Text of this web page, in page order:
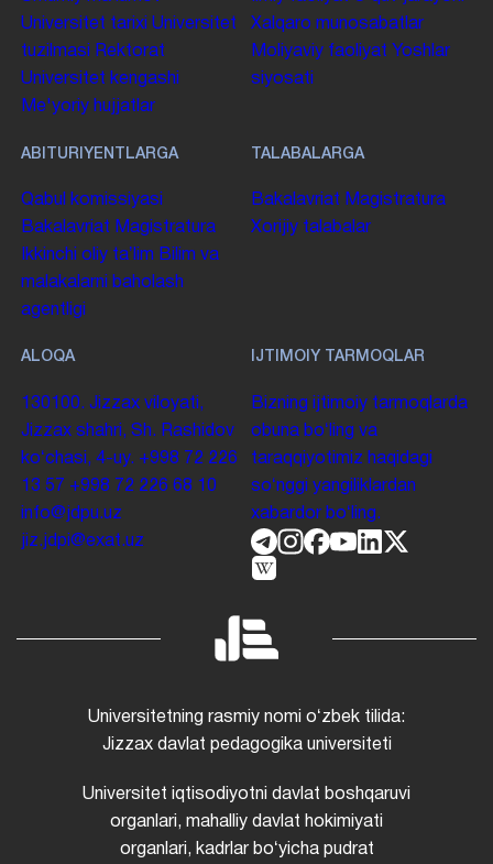
Universitet tarixi Universitet
tuzilmasi
Rektorat
Universitet kengashi
Me'yoriy hujjatlar
Xalqaro munosabatlar
Moliyaviy faoliyat Yoshlar
siyosati
ABITURIYENTLARGA
Qabul komissiyasi
Bakalavriat Magistratura
Ikkinchi oliy taʼlim Bilim va
malakalarni baholash
agentligi
TALABALARGA
Bakalavriat Magistratura
Xorijiy talabalar
ALOQA
130100. Jizzax viloyati,
Jizzax shahri, Sh. Rashidov
koʻchasi, 4-uy. +998 72 226
13 57 +998 72 226 68 10
info@jdpu.uz
jiz.jdpi@exat.uz
IJTIMOIY TARMOQLAR
Bizning ijtimoiy tarmoqlarda
obuna boʻling va
taraqqiyotimiz haqidagi
soʻnggi yangiliklardan
xabardor boʻling.
Universitetning rasmiy nomi oʻzbek tilida:
Jizzax davlat pedagogika universiteti
Universitet iqtisodiyotni davlat boshqaruvi
organlari, mahalliy davlat hokimiyati
organlari, kadrlar boʻyicha pudrat